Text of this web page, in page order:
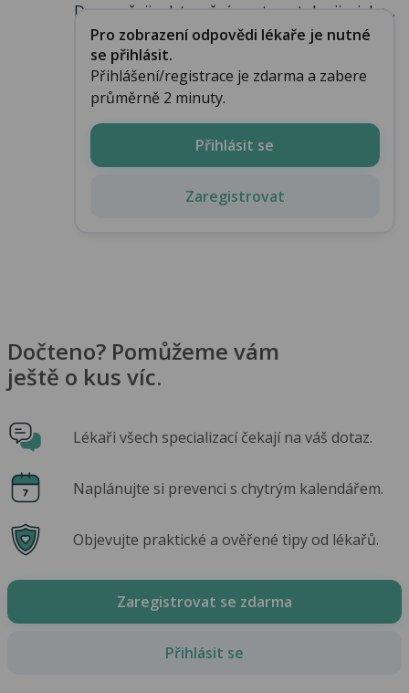
Doporučuji odstranění na stomatologii a jeho...
Pro zobrazení odpovědi lékaře je nutné
se přihlásit.
Přihlášení/registrace je zdarma a zabere
průměrně 2 minuty.
Přihlásit se
Zaregistrovat
Dočteno? Pomůžeme vám
ještě o kus víc.
Lékaři všech specializací čekají na váš dotaz.
Naplánujte si prevenci s chytrým kalendářem.
Objevujte praktické a ověřené tipy od lékařů.
Zaregistrovat se zdarma
Přihlásit se